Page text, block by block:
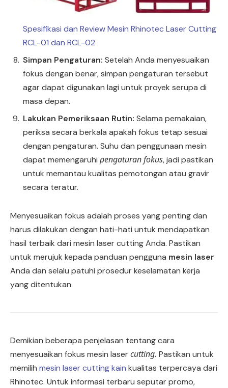
Spesifikasi dan Review Mesin Rhinotec Laser Cutting
RCL-01 dan RCL-02
Simpan Pengaturan: Setelah Anda menyesuaikan
fokus dengan benar, simpan pengaturan tersebut
agar dapat digunakan lagi untuk proyek serupa di
masa depan.
Lakukan Pemeriksaan Rutin: Selama pemakaian,
periksa secara berkala apakah fokus tetap sesuai
dengan pengaturan. Suhu dan penggunaan mesin
dapat memengaruhi pengaturan fokus, jadi pastikan
untuk memantau kualitas pemotongan atau gravir
secara teratur.
Menyesuaikan fokus adalah proses yang penting dan
harus dilakukan dengan hati-hati untuk mendapatkan
hasil terbaik dari mesin laser cutting Anda. Pastikan
untuk merujuk kepada panduan pengguna mesin laser
Anda dan selalu patuhi prosedur keselamatan kerja
yang ditentukan.
Demikian beberapa penjelasan tentang cara
menyesuaikan fokus mesin lasercutting. Pastikan untuk
memilih mesin laser cutting kain kualitas terpercaya dari
Rhinotec. Untuk informasi terbaru seputar promo,